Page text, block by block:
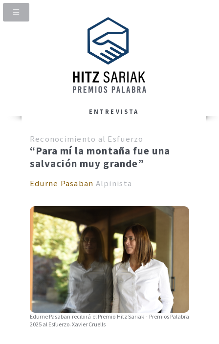
ENTREVISTA
Reconocimiento al Esfuerzo
“Para mí la montaña fue una
salvación muy grande”
Edurne Pasaban Alpinista
Edurne Pasaban recibirá el Premio Hitz Sariak - Premios Palabra
2025 al Esfuerzo. Xavier Cruells